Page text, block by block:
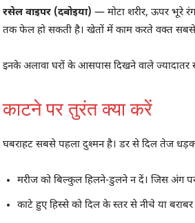
रसेल वाइपर (दबोइया) — मोटा शरीर, ऊपर भूरे
तक फेल हो सकती है। खेतों में काम करते वक्त सबसे
इनके अलावा घरों के आसपास दिखने वाले ज्यादातर
काटने पर तुरंत क्या करें
घबराहट सबसे पहला दुश्मन है। डर से दिल तेज
मरीज को बिल्कुल हिलने-डुलने न दें। जिस अंग
काटे हुए हिस्से को दिल के स्तर से नीचे या